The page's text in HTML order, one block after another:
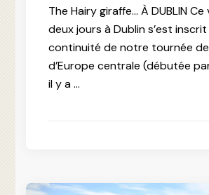
The Hairy giraffe… À DUBLIN
deux jours à Dublin s’est
continuité de notre tournée
d’Europe centrale (débutée
il y a …